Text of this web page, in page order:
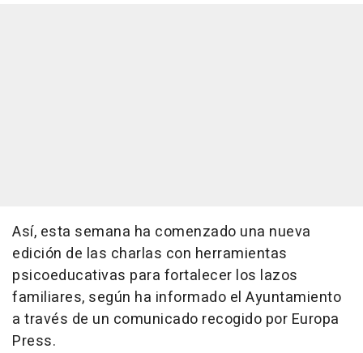
Así, esta semana ha comenzado una nueva
edición de las charlas con herramientas
psicoeducativas para fortalecer los lazos
familiares, según ha informado el Ayuntamiento
a través de un comunicado recogido por Europa
Press.